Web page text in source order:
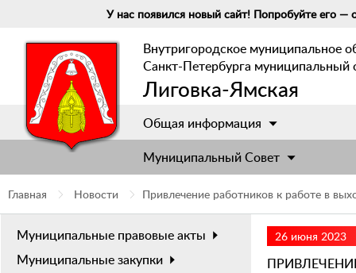
У нас появился новый сайт! Попробуйте его —
Внутригородское муниципальное
Санкт-Петербурга муниципальный
Лиговка-Ямская
Общая информация
Муниципальный Cовет
Главная Новости Привлечение работников к работе в
Муниципальные правовые акты
Муниципальные закупки
26 июня 2023